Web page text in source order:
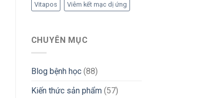
Vitapos Viêm kết mạc dị ứng
CHUYÊN MỤC
Blog bệnh học(88)
Kiến thức sản phẩm(57)